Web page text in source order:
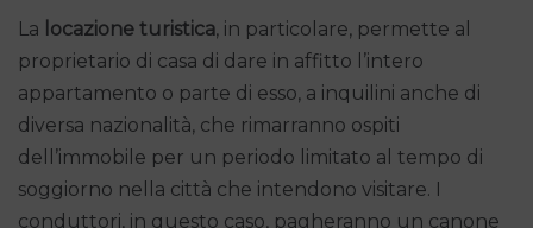
La locazione turistica, in particolare, permette al
proprietario di casa di dare in affitto l’intero
appartamento o parte di esso, a inquilini anche di
diversa nazionalità, che rimarranno ospiti
dell’immobile per un periodo limitato al tempo di
soggiorno nella città che intendono visitare. I
conduttori, in questo caso, pagheranno un canone